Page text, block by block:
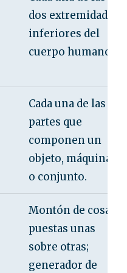
dos extremidades
inferiores del
cuerpo humano.
Cada una de las
partes que
componen un
objeto, máquina
o conjunto.
Montón de cosas
puestas unas
sobre otras;
generador de